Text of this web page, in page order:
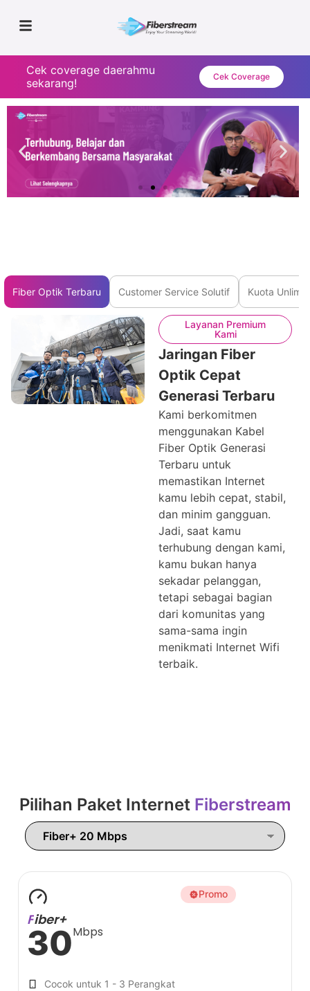
Cek coverage daerahmu
sekarang!
Cek Coverage
Fiber Optik Terbaru Customer Service Solutif Kuota
Layanan Premium
Kami
Jaringan Fiber
Optik Cepat
Generasi Terbaru
Kami berkomitmen
menggunakan Kabel
Fiber Optik Generasi
Terbaru untuk
memastikan Internet
kamu lebih cepat, stabil,
dan minim gangguan.
Jadi, saat kamu
terhubung dengan kami,
kamu bukan hanya
sekadar pelanggan,
tetapi sebagai bagian
dari komunitas yang
sama-sama ingin
menikmati Internet Wifi
terbaik.
Pilihan Paket Internet Fiberstream
Fiber+
Mbps
30
Promo
Cocok untuk 1 - 3 Perangkat